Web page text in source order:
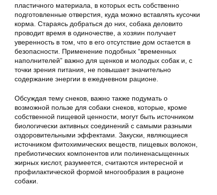
пластичного материала, в которых есть собственно
подготовленные отверстия, куда можно вставлять кусочки
корма. Стараясь добраться до них, собака деловито
проводит время в одиночестве, а хозяин получает
уверенность в том, что в его отсутствие дом остается в
безопасности. Применение подобных “временных
наполнителей” важно для щенков и молодых собак и, с
точки зрения питания, не повышает значительно
содержание энергии в ежедневном рационе.
Обсуждая тему снеков, важно также подумать о
возможной пользе для собаки снеков, которые, кроме
собственной пищевой ценности, могут быть источником
биологически активных соединений с самыми разными
оздоровительными эффектами. Закуски, являющиеся
источником фитохимических веществ, пищевых волокон,
пребиотических компонентов или полиненасыщенных
жирных кислот, разумеется, считаются интересной и
профилактической формой многообразия в рационе
собаки.